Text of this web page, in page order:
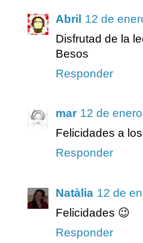
Abril 12 de
Disfrutad de la
Besos
Responder
mar 12 de
Felicidades a
Responder
Natàlia 12 de
Felicidades 😉
Responder